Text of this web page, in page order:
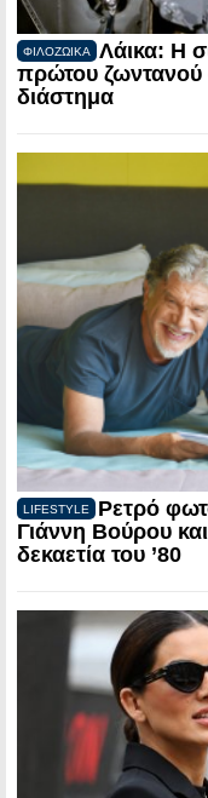
ΦΙΛΟΖΩΙΚΑ
Λάικα: Η
πρώτου ζωντανού
διάστημα
LIFESTYLE
Ρετρό
Γιάννη Βούρου
δεκαετία του ’80